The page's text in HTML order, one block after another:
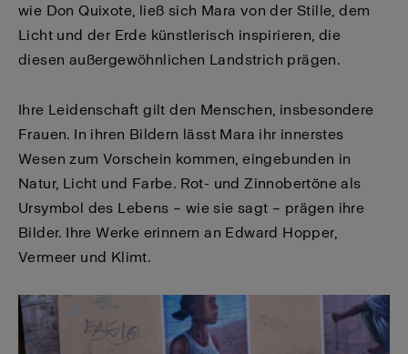
wie Don Quixote, ließ sich Mara von der Stille, dem
Licht und der Erde künstlerisch inspirieren, die
diesen außergewöhnlichen Landstrich prägen.
Ihre Leidenschaft gilt den Menschen, insbesondere
Frauen. In ihren Bildern lässt Mara ihr innerstes
Wesen zum Vorschein kommen, eingebunden in
Natur, Licht und Farbe. Rot- und Zinnobertöne als
Ursymbol des Lebens – wie sie sagt – prägen ihre
Bilder. Ihre Werke erinnern an Edward Hopper,
Vermeer und Klimt.